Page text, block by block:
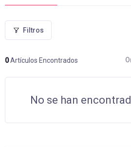
Filtros
0Artículos Encontrados
No se han